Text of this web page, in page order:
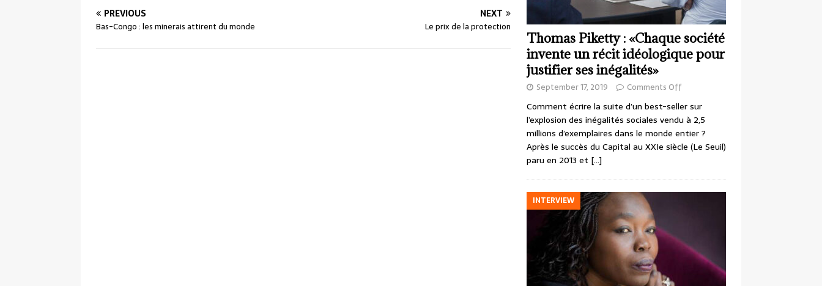
PREVIOUS
Bas-Congo : les minerais attirent du monde
NEXT
Le prix de la protection
Thomas Piketty : «Chaque société
invente un récit idéologique pour
justifier ses inégalités»
September 17, 2019 Comments Off
Comment écrire la suite d’un best-seller sur
l’explosion des inégalités sociales vendu à 2,5
millions d’exemplaires dans le monde entier ?
Après le succès du Capital au XXIe siècle (Le Seuil)
paru en 2013 et […]
INTERVIEW